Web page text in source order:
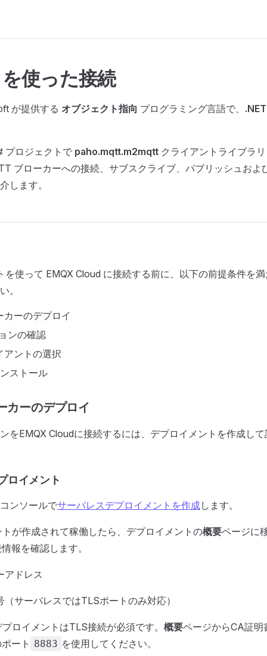
使った接続
が提供する オブジェクト指向 プログラミング言語で、
プロジェクトで paho.mqtt.m2mqtt クライアントライブラ
ブローカーへの接続、サブスクライブ、パブリッシュおよ
します。
を使って EMQX Cloud に接続する前に、以下の前提条件を
。
ーのデプロイ
ンの確認
アントの選択
ストール
カーのデプロイ
をEMQX Cloudに接続するには、デプロイメントを作成し
ロイメント
ンソールでサーバレスデプロイメントを作成します。
が作成されて稼働したら、デプロイメントの概要ページに
報を確認します。
アドレス
（サーバレスではTLSポートのみ対応）
ロイメントはTLS接続が必須です。 概要ページからCA証明
ート 8883 を使用してください。